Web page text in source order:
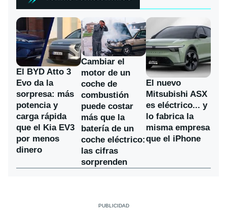
El BYD Atto 3
Evo da la
sorpresa: más
potencia y
carga rápida
que el Kia EV3
por menos
dinero
Cambiar el
motor de un
coche de
combustión
puede costar
más que la
batería de un
coche eléctrico:
las cifras
sorprenden
El nuevo
Mitsubishi ASX
es eléctrico... y
lo fabrica la
misma empresa
que el iPhone